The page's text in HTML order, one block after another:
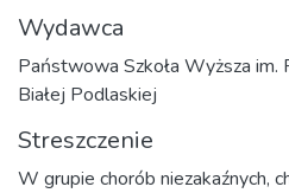
Wydawca
Państwowa Szkoła Wyższa im.
Białej Podlaskiej
Streszczenie
W grupie chorób niezakaźnych,